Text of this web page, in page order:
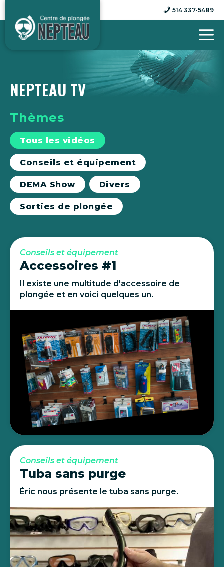
contenu
514 337-5489
NEPTEAU TV
Thèmes
Tous les vidéos
Conseils et équipement
DEMA Show Divers
Sorties de plongée
Conseils et équipement
Accessoires #1
Il existe une multitude d'accessoire de
plongée et en voici quelques un.
Conseils et équipement
Tuba sans purge
Éric nous présente le tuba sans purge.